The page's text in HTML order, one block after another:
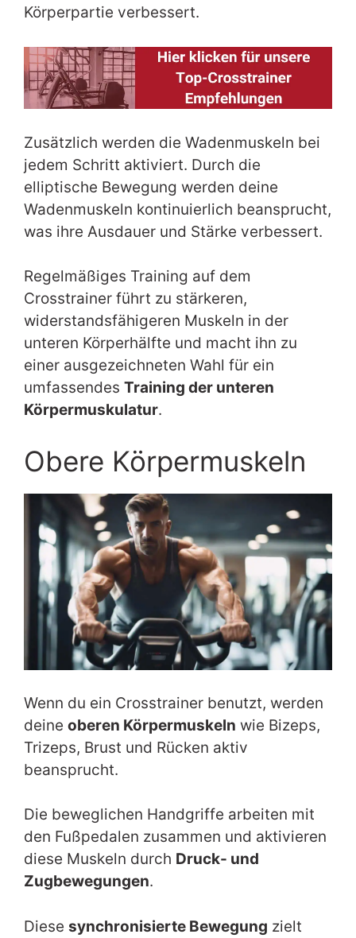
Körperpartie verbessert.
Zusätzlich werden die Wadenmuskeln bei
jedem Schritt aktiviert. Durch die
elliptische Bewegung werden deine
Wadenmuskeln kontinuierlich beansprucht,
was ihre Ausdauer und Stärke verbessert.
Regelmäßiges Training auf dem
Crosstrainer führt zu stärkeren,
widerstandsfähigeren Muskeln in der
unteren Körperhälfte und macht ihn zu
einer ausgezeichneten Wahl für ein
umfassendes Training der unteren
Körpermuskulatur.
Obere Körpermuskeln
Wenn du ein Crosstrainer benutzt, werden
deine oberen Körpermuskeln wie Bizeps,
Trizeps, Brust und Rücken aktiv
beansprucht.
Die beweglichen Handgriffe arbeiten mit
den Fußpedalen zusammen und aktivieren
diese Muskeln durch Druck- und
Zugbewegungen.
Diese synchronisierte Bewegung zielt